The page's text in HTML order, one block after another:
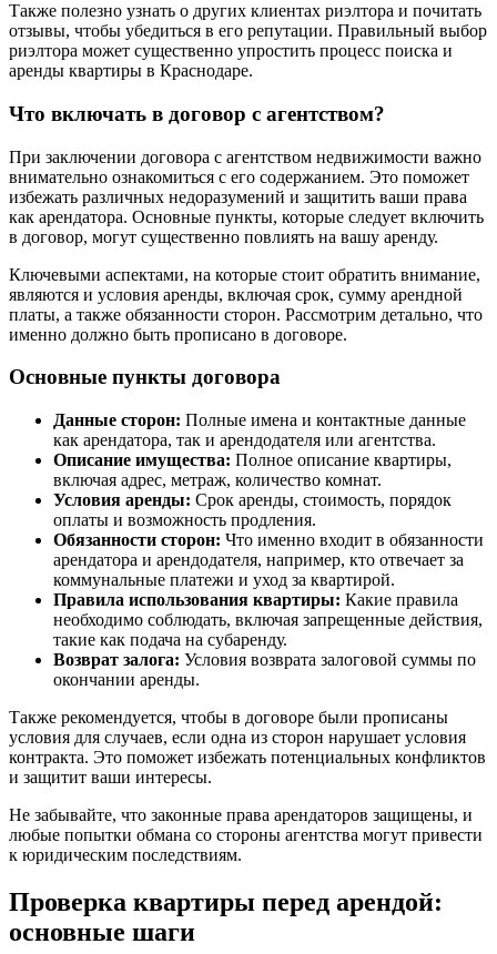
Также полезно узнать о других клиентах риэлтора и почитать
отзывы, чтобы убедиться в его репутации. Правильный выбор
риэлтора может существенно упростить процесс поиска и
аренды квартиры в Краснодаре.
Что включать в договор с агентством?
При заключении договора с агентством недвижимости важно
внимательно ознакомиться с его содержанием. Это поможет
избежать различных недоразумений и защитить ваши права
как арендатора. Основные пункты, которые следует включить
в договор, могут существенно повлиять на вашу аренду.
Ключевыми аспектами, на которые стоит обратить внимание,
являются и условия аренды, включая срок, сумму арендной
платы, а также обязанности сторон. Рассмотрим детально, что
именно должно быть прописано в договоре.
Основные пункты договора
Данные сторон: Полные имена и контактные данные
как арендатора, так и арендодателя или агентства.
Описание имущества: Полное описание квартиры,
включая адрес, метраж, количество комнат.
Условия аренды: Срок аренды, стоимость, порядок
оплаты и возможность продления.
Обязанности сторон: Что именно входит в обязанности
арендатора и арендодателя, например, кто отвечает за
коммунальные платежи и уход за квартирой.
Правила использования квартиры: Какие правила
необходимо соблюдать, включая запрещенные действия,
такие как подача на субаренду.
Возврат залога: Условия возврата залоговой суммы по
окончании аренды.
Также рекомендуется, чтобы в договоре были прописаны
условия для случаев, если одна из сторон нарушает условия
контракта. Это поможет избежать потенциальных конфликтов
и защитит ваши интересы.
Не забывайте, что законные права арендаторов защищены, и
любые попытки обмана со стороны агентства могут привести
к юридическим последствиям.
Проверка квартиры перед арендой:
основные шаги